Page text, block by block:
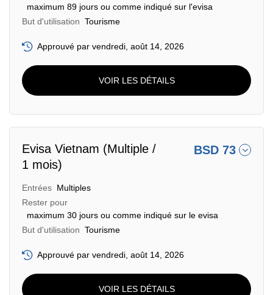
maximum 89 jours ou comme indiqué sur l'evisa
But d'utilisation Tourisme
Approuvé par vendredi, août 14, 2026
VOIR LES DÉTAILS
Evisa Vietnam (Multiple /
1 mois)
BSD 73
Entrées Multiples
Rester pour
maximum 30 jours ou comme indiqué sur le evisa
But d'utilisation Tourisme
Approuvé par vendredi, août 14, 2026
VOIR LES DÉTAILS